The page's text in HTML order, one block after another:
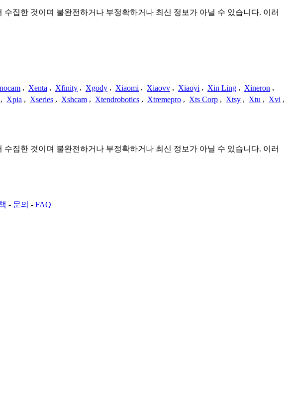
집한 것이며 불완전하거나 부정확하거나 최신 정보가 아닐 수 있습니다. 이러
, Xenta , Xfinity , Xgody , Xiaomi , Xiaovv , Xiaoyi , Xin Ling , Xineron ,
, Xpia , Xseries , Xshcam , Xtendrobotics , Xtremepro , Xts Corp , Xtsy , Xtu , Xvi ,
집한 것이며 불완전하거나 부정확하거나 최신 정보가 아닐 수 있습니다. 이러
- 문의 - FAQ